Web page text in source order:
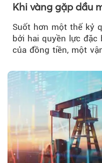
Khi vàng gặp dầu
Suốt hơn một thế kỷ
bởi hai quyền lực
của đồng tiền, một